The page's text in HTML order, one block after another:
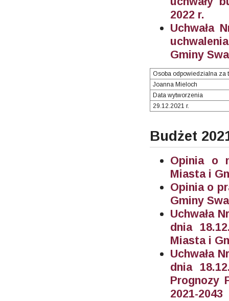
2022 r.
Uchwała
Gminy
Osoba odpowiedzialna za
Joanna Mieloch
Data wytworzenia
29.12.2021 r.
Budżet
Opinia o
Miasta i
Opinia o
Gminy
Uchwała
dnia
Miasta i
Uchwała
dnia
Prognozy
2021-2043